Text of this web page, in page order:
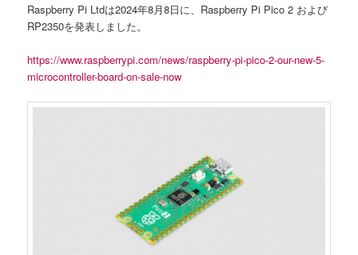
Raspberry Pi Ltdは2024年8月8日に、Raspberry Pi Pico 2 および
RP2350を発表しました。
https://www.raspberrypi.com/news/raspberry-pi-pico-2-our-new-5-
microcontroller-board-on-sale-now